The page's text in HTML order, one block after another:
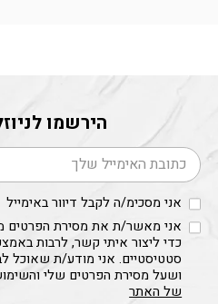
הירשמו
דוא׳׳ל
אני מסכימ/ה לקבל דיוור באימייל
אני מאשר/ת את מסירת הפרטים
כדי ליצור איתי קשר, לרבות
סטטיסטיים. אני מודע/ת שאוכל
ושעל מסירת הפרטים שלי
של האתר